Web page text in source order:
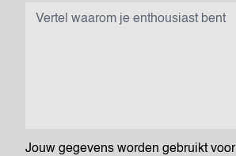
Jouw gegevens worden gebruikt voor